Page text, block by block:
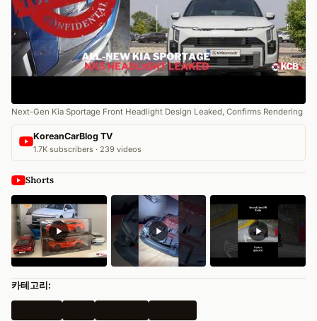
Next-Gen Kia Sportage Front Headlight Design Leaked, Confirms Rendering
KoreanCarBlog TV
1.7K subscribers · 239 videos
Shorts
카테고리: